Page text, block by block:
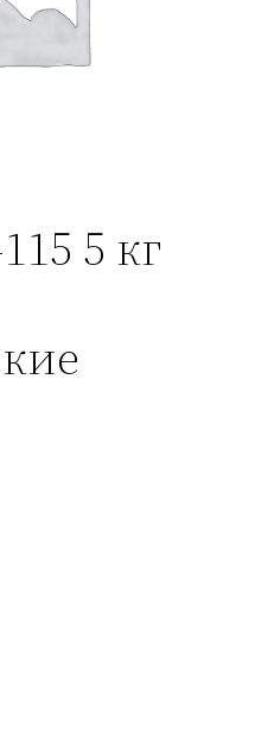
5 кг